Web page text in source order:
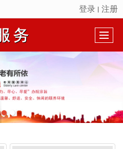
很遗憾，因您的浏览器版本过低导致无法获得最佳浏览体验，推荐下载安装谷歌浏览器！
登录 丨 注册